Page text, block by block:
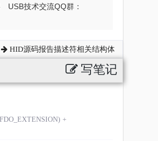
USB技术交流QQ群：
HID源码报告描述符相关结构体
写笔记
+